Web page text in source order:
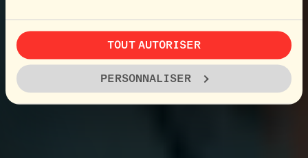
TOUT AUTORISER
PERSONNALISER